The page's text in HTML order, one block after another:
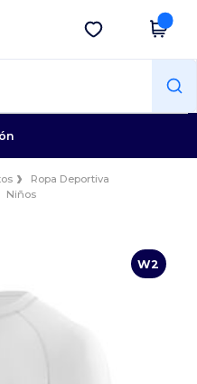
Descargar app
Ropa Deportiva
Niños
W2